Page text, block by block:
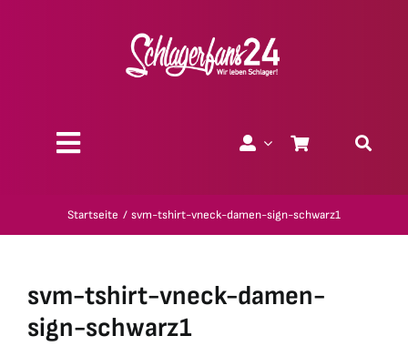
Toggle
Geschenk-Gutscheine
Startseite svm-tshirt-vneck-damen-sign-schwarz1
svm-tshirt-vneck-damen-
sign-schwarz1